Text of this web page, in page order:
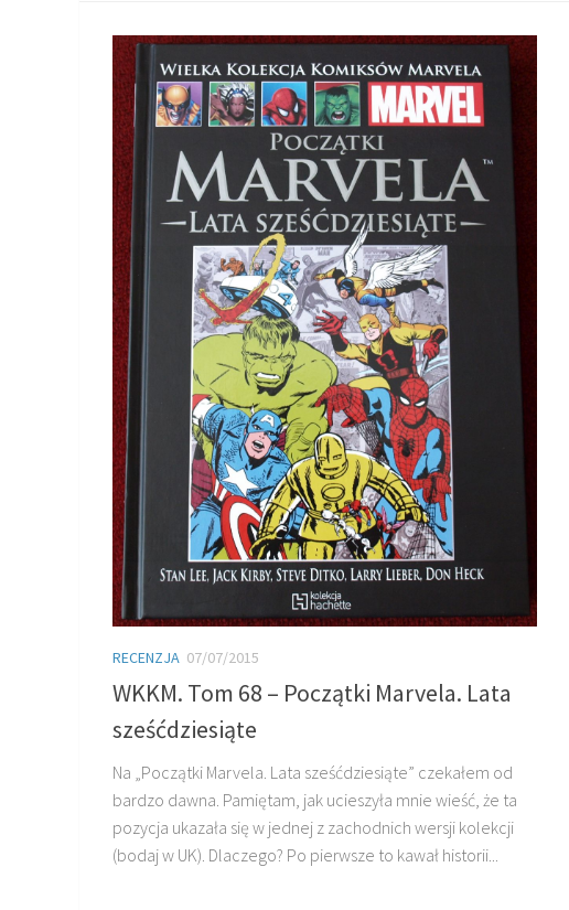
RECENZJA 07/07/2015
WKKM. Tom 68 – Początki Marvela. Lata
sześćdziesiąte
Na „Początki Marvela. Lata sześćdziesiąte” czekałem od
bardzo dawna. Pamiętam, jak ucieszyła mnie wieść, że ta
pozycja ukazała się w jednej z zachodnich wersji kolekcji
(bodaj w UK). Dlaczego? Po pierwsze to kawał historii...